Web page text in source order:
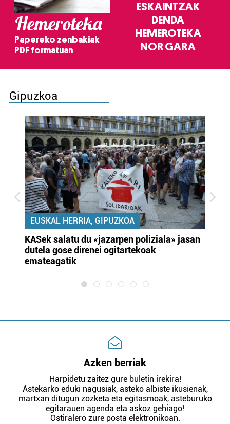
Hemeroteka
Papereko zenbakiak
PDF formatuan
ESKAINTZAK
DENDA
HEMEROTEKA
NOR GARA
Gipuzkoa
EUSKAL HERRIA, GIPUZKOA
KASek salatu du «jazarpen poliziala» jasan
dutela gose direnei ogitartekoak
emateagatik
Azken berriak
Harpidetu zaitez gure buletin irekira!
Astekarko eduki nagusiak, asteko albiste ikusienak,
martxan ditugun zozketa eta egitasmoak, asteburuko
egitarauen agenda eta askoz gehiago!
Ostiralero zure posta elektronikoan.